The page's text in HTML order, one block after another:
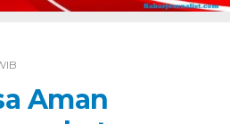
Aman